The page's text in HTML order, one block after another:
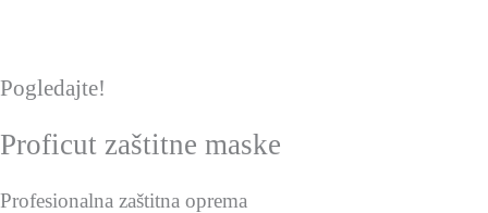
Pogledajte!
Proficut zaštitne maske
Profesionalna zaštitna oprema